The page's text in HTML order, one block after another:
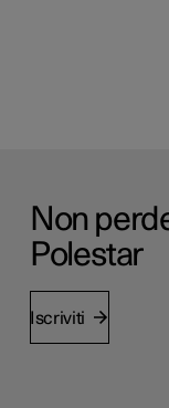
Non
Polestar
Iscriviti